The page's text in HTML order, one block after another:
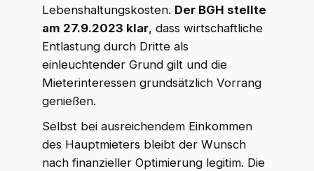
Lebenshaltungskosten. Der BGH stellte
am 27.9.2023 klar, dass wirtschaftliche
Entlastung durch Dritte als
einleuchtender Grund gilt und die
Mieterinteressen grundsätzlich Vorrang
genießen.
Selbst bei ausreichendem Einkommen
des Hauptmieters bleibt der Wunsch
nach finanzieller Optimierung legitim. Die